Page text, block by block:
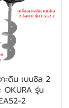
าะดิน เบนซิล 2
OKURA รุ่น
2